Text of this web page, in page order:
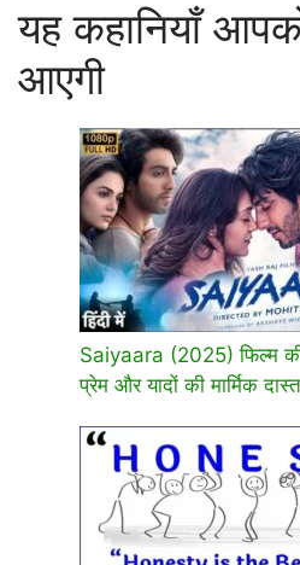
यह कहानियाँ
आएगी
Saiyaara (2025) फिल्म
प्रेम और यादों की मार्मिक